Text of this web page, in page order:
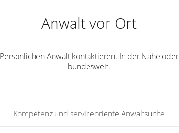
Anwalt vor Ort
Persönlichen Anwalt kontaktieren. In der Nähe oder
bundesweit.
Kompetenz und serviceoriente Anwaltsuche